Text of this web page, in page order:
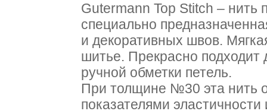
Gutermann Top Stitch – нить
специально
и декоративных швов.
шитье. Прекрасно
ручной обметки петель.
При толщине №30 эта нить
показателями